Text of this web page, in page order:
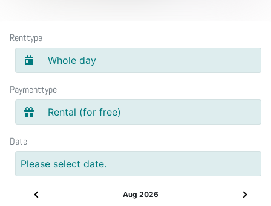
Renttype
Whole day
Paymenttype
Rental (for free)
Date
Please select date.
Aug 2026